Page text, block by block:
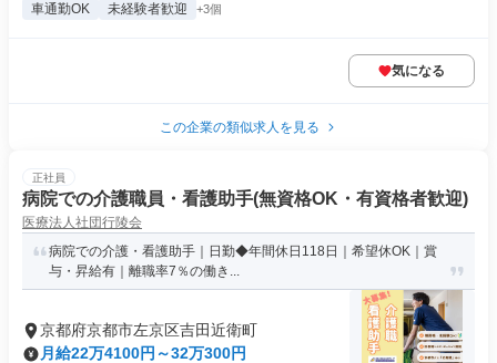
車通勤OK 未経験者歓迎 +3個
気になる
この企業の類似求人を見る
正社員
病院での介護職員・看護助手(無資格OK・有資格者歓迎)
医療法人社団行陵会
病院での介護・看護助手｜日勤◆年間休日118日｜希望休OK｜賞
与・昇給有｜離職率7％の働き...
京都府京都市左京区吉田近衛町
月給22万4100円～32万300円